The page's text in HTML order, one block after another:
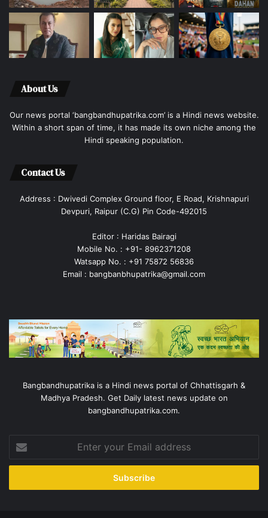
About Us
Our news portal ‘bangbandhupatrika.com’ is a Hindi news website.
Within a short span of time, it has made its own niche among the
Hindi speaking population.
Contact Us
Address : Dwivedi Complex Ground floor, E Road, Krishnapuri
Devpuri, Raipur (C.G) Pin Code-492015
Editor : Haridas Bairagi
Mobile No. : +91- 8962371208
Watsapp No. : +91 75872 56836
Email : bangbanbhupatrika@gmail.com
Bangbandhupatrika is a Hindi news portal of Chhattisgarh &
Madhya Pradesh. Get Daily latest news update on
bangbandhupatrika.com.
your
Email